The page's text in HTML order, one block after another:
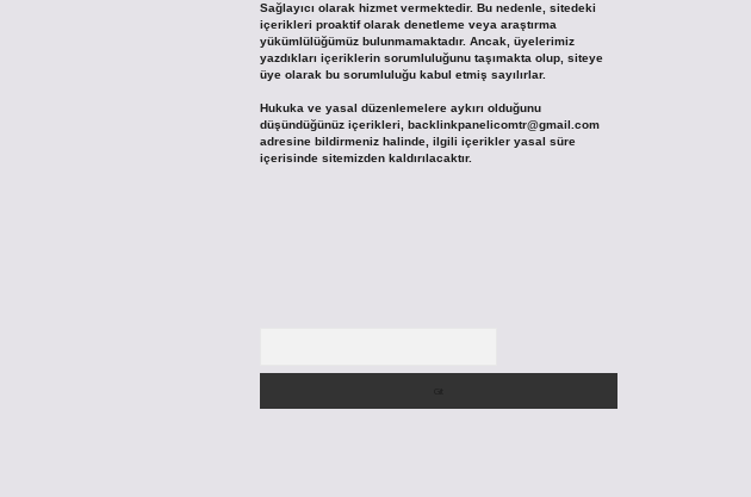
Sağlayıcı olarak hizmet vermektedir. Bu nedenle, sitedeki
içerikleri proaktif olarak denetleme veya araştırma
yükümlülüğümüz bulunmamaktadır. Ancak, üyelerimiz
yazdıkları içeriklerin sorumluluğunu taşımakta olup, siteye
üye olarak bu sorumluluğu kabul etmiş sayılırlar.
Hukuka ve yasal düzenlemelere aykırı olduğunu
düşündüğünüz içerikleri, backlinkpanelicomtr@gmail.com
adresine bildirmeniz halinde, ilgili içerikler yasal süre
içerisinde sitemizden kaldırılacaktır.